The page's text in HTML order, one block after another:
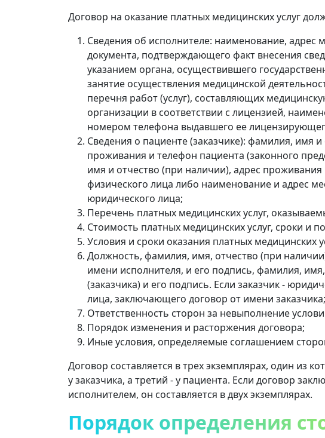
Договор на оказание платных медицинских услуг
Сведения об исполнителе: наименование, адрес
документа, подтверждающего факт внесения
указанием органа, осуществившего
занятие осуществления медицинской
перечня работ (услуг), составляющих
организации в соответствии с лицензией,
номером телефона выдавшего ее
Сведения о пациенте (заказчике): фамилия, имя
проживания и телефон пациента (законного
имя и отчество (при наличии), адрес
физического лица либо наименование и адрес
юридического лица;
Перечень платных медицинских услуг,
Стоимость платных медицинских услуг, сроки и
Условия и сроки оказания платных медицинских
Должность, фамилия, имя, отчество (при
имени исполнителя, и его подпись, фамилия,
(заказчика) и его подпись. Если заказчик -
лица, заключающего договор от имени заказчика;
Ответственность сторон за невыполнение
Порядок изменения и расторжения договора;
Иные условия, определяемые соглашением
Договор составляется в трех экземплярах, один из
у заказчика, а третий - у пациента. Если договор
исполнителем, он составляется в двух экземплярах.
Порядок определения